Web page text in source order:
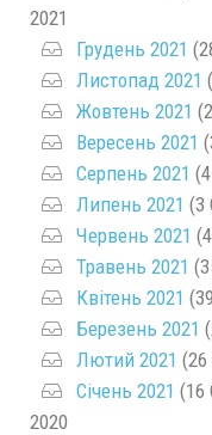
2021
Грудень 2021
Листопад 2021
Жовтень 2021
Вересень 2021
Серпень 2021
Липень 2021 (3
Червень 2021
Травень 2021
Квітень 2021
Березень 2021
Лютий 2021 (26
Січень 2021 (16
2020